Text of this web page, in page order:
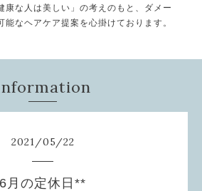
康な人は美しい」の考えのもと、ダメー
能なヘアケア提案を心掛けております。
2021/05/22
6月の定休日**